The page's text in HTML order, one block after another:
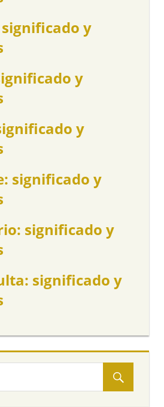
y
y
y
significado y
significado y
significado y